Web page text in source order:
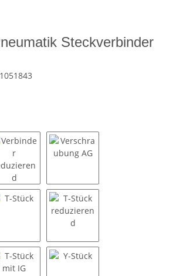
Steckverbinder
Verbinder reduzierendVerschraubung AG
IG
T-Stück T-Stück reduzierend